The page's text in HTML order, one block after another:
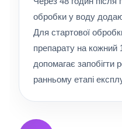
обробки у воду
Для стартової
препарату на кожний
допомагає запобігти
ранньому етапі